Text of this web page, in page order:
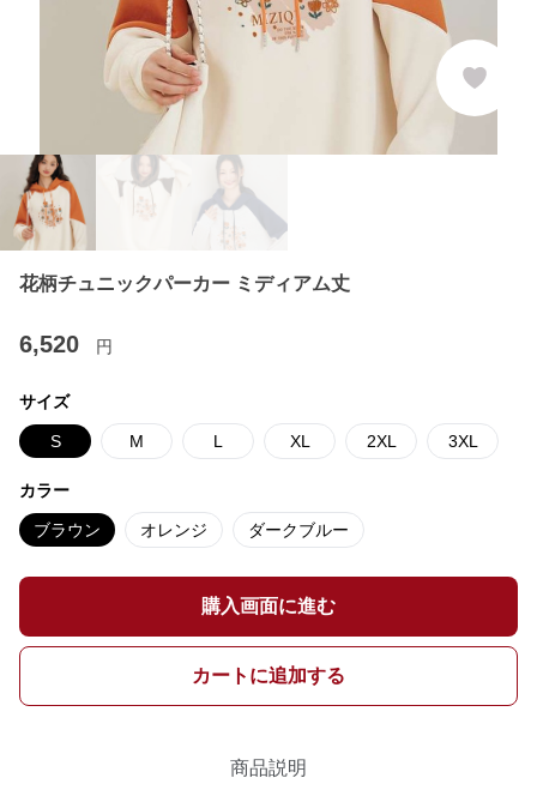
花柄チュニックパーカー ミディアム丈
6,520 円
サイズ
S M L XL 2XL 3XL
カラー
ブラウン オレンジ ダークブルー
購入画面に進む
カートに追加する
商品説明